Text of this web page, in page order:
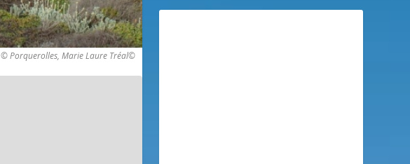
© Porquerolles, Marie Laure Tréal©